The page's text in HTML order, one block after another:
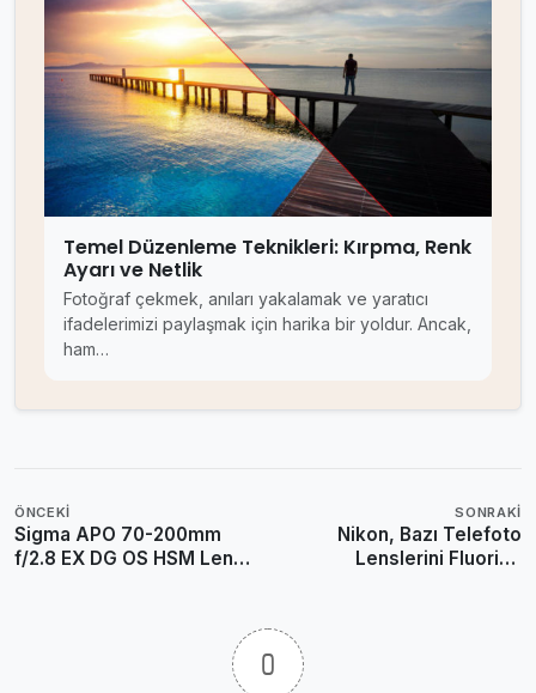
Temel Düzenleme Teknikleri: Kırpma, Renk
Ayarı ve Netlik
Fotoğraf çekmek, anıları yakalamak ve yaratıcı
ifadelerimizi paylaşmak için harika bir yoldur. Ancak,
ham…
ÖNCEKI
Sigma APO 70-200mm
f/2.8 EX DG OS HSM Lens
SONRAKI
Nikon, Bazı Telefoto
Lenslerini Fluorine
0